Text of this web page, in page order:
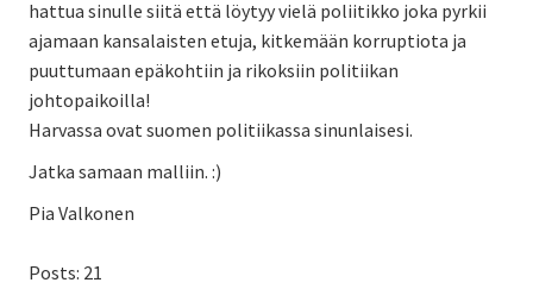
hattua sinulle siitä että löytyy vielä poliitikko joka pyrkii
ajamaan kansalaisten etuja, kitkemään korruptiota ja
puuttumaan epäkohtiin ja rikoksiin politiikan
johtopaikoilla!
Harvassa ovat suomen politiikassa sinunlaisesi.
Jatka samaan malliin. :)
Pia Valkonen
Posts: 21